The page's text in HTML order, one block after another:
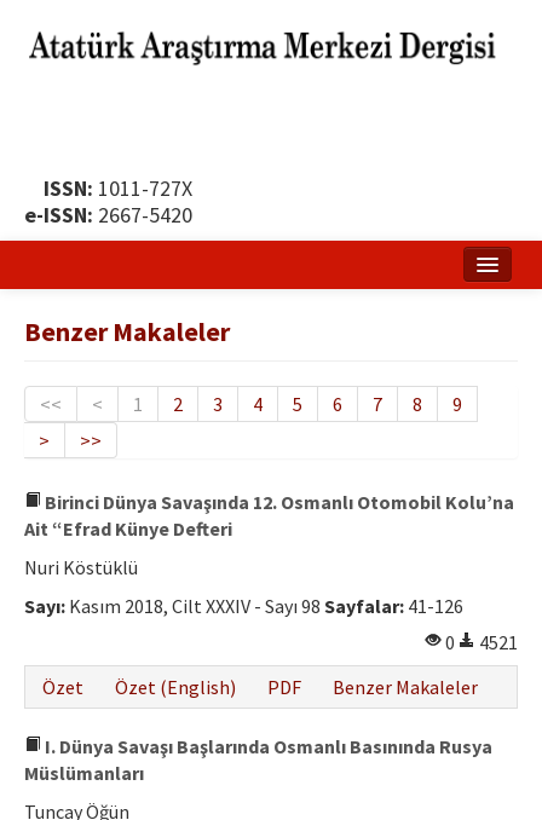
ISSN: 1011-727X
e-ISSN: 2667-5420
Yayın Politikası
Dergi Kurulları
Yayın İlkeleri
Yazar Rehberi
İletişim
Benzer Makaleler
<< < 1 2 3 4 5 6 7 8
9
>
>>
Birinci Dünya Savaşında 12. Osmanlı Otomobil Kolu’na
Ait “Efrad Künye Defteri
Nuri Köstüklü
Sayı: Kasım 2018, Cilt XXXIV - Sayı 98 Sayfalar: 41-126
0
4521
Özet
Özet (English) PDF Benzer Makaleler
I. Dünya Savaşı Başlarında Osmanlı Basınında Rusya
Müslümanları
Tuncay Öğün